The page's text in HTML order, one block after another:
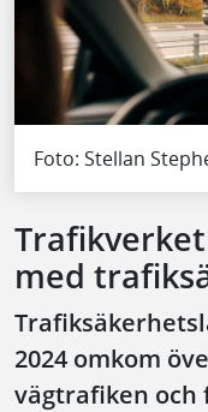
Foto: Stellan
med
2024 omkom
vägtrafiken och